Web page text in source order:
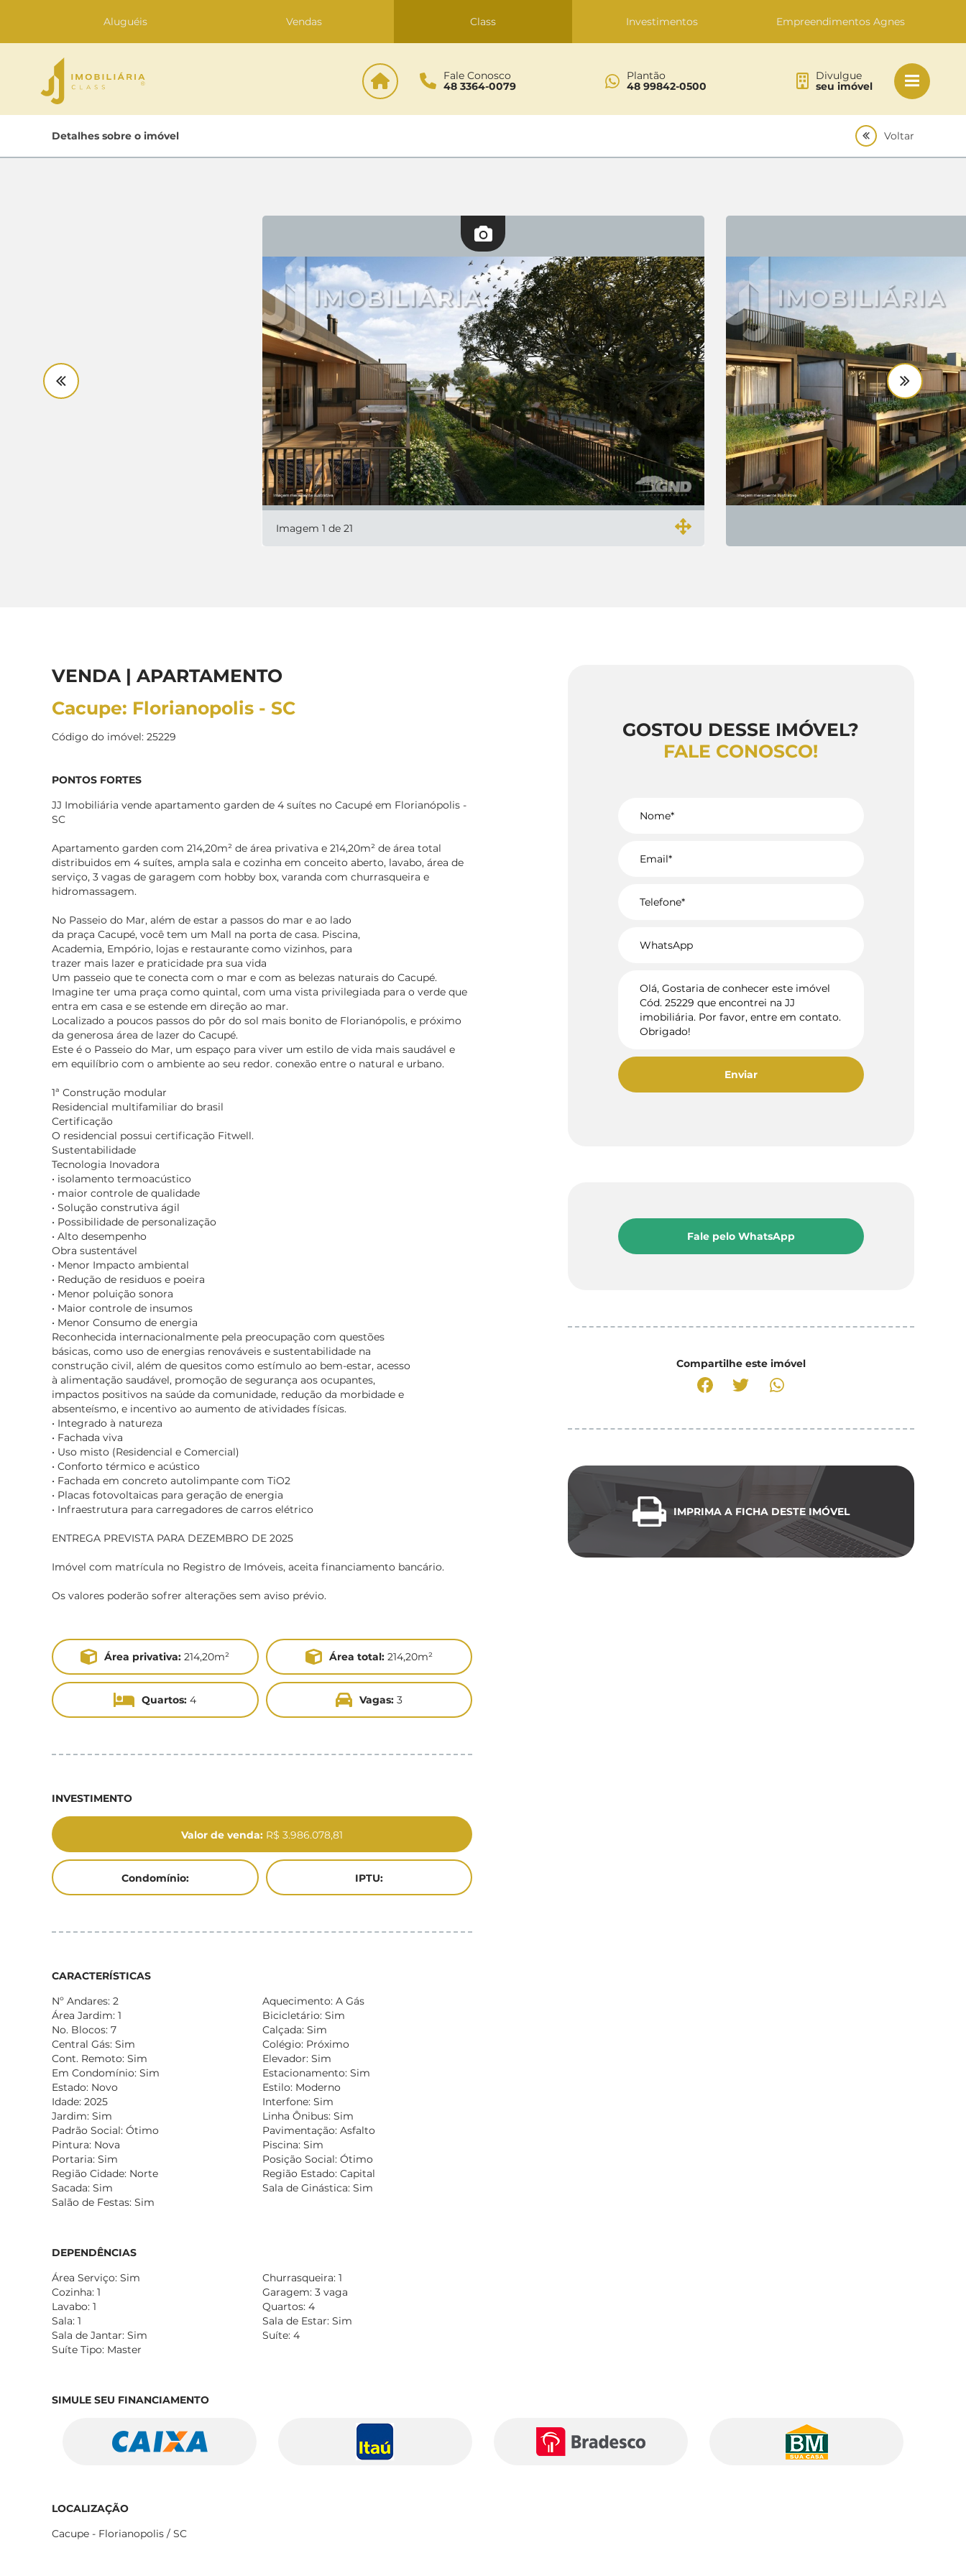
Aluguéis Vendas Class Investimentos Empreendimentos Agnes
Fale Conosco
48 3364-0079
Plantão
48 99842-0500
Divulgue
seu imóvel
Lançamentos
Detalhes sobre o imóvel Voltar
Imagem 1 de 21
VENDA | APARTAMENTO
Cacupe: Florianopolis - SC
Código do imóvel: 25229
PONTOS FORTES
JJ Imobiliária vende apartamento garden de 4 suítes no Cacupé em Florianópolis -
SC
Apartamento garden com 214,20m² de área privativa e 214,20m² de área total
distribuidos em 4 suítes, ampla sala e cozinha em conceito aberto, lavabo, área de
serviço, 3 vagas de garagem com hobby box, varanda com churrasqueira e
hidromassagem.
No Passeio do Mar, além de estar a passos do mar e ao lado
da praça Cacupé, você tem um Mall na porta de casa. Piscina,
Academia, Empório, lojas e restaurante como vizinhos, para
trazer mais lazer e praticidade pra sua vida
Um passeio que te conecta com o mar e com as belezas naturais do Cacupé.
Imagine ter uma praça como quintal, com uma vista privilegiada para o verde que
entra em casa e se estende em direção ao mar.
Localizado a poucos passos do pôr do sol mais bonito de Florianópolis, e próximo
da generosa área de lazer do Cacupé.
Este é o Passeio do Mar, um espaço para viver um estilo de vida mais saudável e
em equilíbrio com o ambiente ao seu redor. conexão entre o natural e urbano.
1ª Construção modular
Residencial multifamiliar do brasil
Certificação
O residencial possui certificação Fitwell.
Sustentabilidade
Tecnologia Inovadora
• isolamento termoacústico
• maior controle de qualidade
• Solução construtiva ágil
• Possibilidade de personalização
• Alto desempenho
Obra sustentável
• Menor Impacto ambiental
• Redução de residuos e poeira
• Menor poluição sonora
• Maior controle de insumos
• Menor Consumo de energia
Reconhecida internacionalmente pela preocupação com questões
básicas, como uso de energias renováveis e sustentabilidade na
construção civil, além de quesitos como estímulo ao bem-estar, acesso
à alimentação saudável, promoção de segurança aos ocupantes,
impactos positivos na saúde da comunidade, redução da morbidade e
absenteísmo, e incentivo ao aumento de atividades físicas.
• Integrado à natureza
• Fachada viva
• Uso misto (Residencial e Comercial)
• Conforto térmico e acústico
• Fachada em concreto autolimpante com TiO2
• Placas fotovoltaicas para geração de energia
• Infraestrutura para carregadores de carros elétrico
ENTREGA PREVISTA PARA DEZEMBRO DE 2025
Imóvel com matrícula no Registro de Imóveis, aceita financiamento bancário.
Os valores poderão sofrer alterações sem aviso prévio.
Área privativa: 214,20m² Área total:214,20m²
Quartos: 4 Vagas:3
INVESTIMENTO
Valor de venda: R$ 3.986.078,81
Condomínio: IPTU:
CARACTERÍSTICAS
Nº Andares: 2
Aquecimento: A Gás
Área Jardim: 1
Bicicletário: Sim
No. Blocos: 7
Calçada: Sim
Central Gás: Sim
Colégio: Próximo
Cont. Remoto: Sim
Elevador: Sim
Em Condomínio: Sim
Estacionamento: Sim
Estado: Novo
Estilo: Moderno
Idade: 2025
Interfone: Sim
Jardim: Sim
Linha Ônibus: Sim
Padrão Social: Ótimo
Pavimentação: Asfalto
Pintura: Nova
Piscina: Sim
Portaria: Sim
Posição Social: Ótimo
Região Cidade: Norte
Região Estado: Capital
Sacada: Sim
Sala de Ginástica: Sim
Salão de Festas: Sim
DEPENDÊNCIAS
Área Serviço: Sim
Churrasqueira: 1
Cozinha: 1
Garagem: 3 vaga
Lavabo: 1
Quartos: 4
Sala: 1
Sala de Estar: Sim
Sala de Jantar: Sim
Suíte: 4
Suíte Tipo: Master
GOSTOU DESSE IMÓVEL?
FALE CONOSCO!
Enviar
Fale pelo WhatsApp
Compartilhe este imóvel
IMPRIMA A FICHA DESTE IMÓVEL
SIMULE SEU FINANCIAMENTO
LOCALIZAÇÃO
Cacupe - Florianopolis / SC